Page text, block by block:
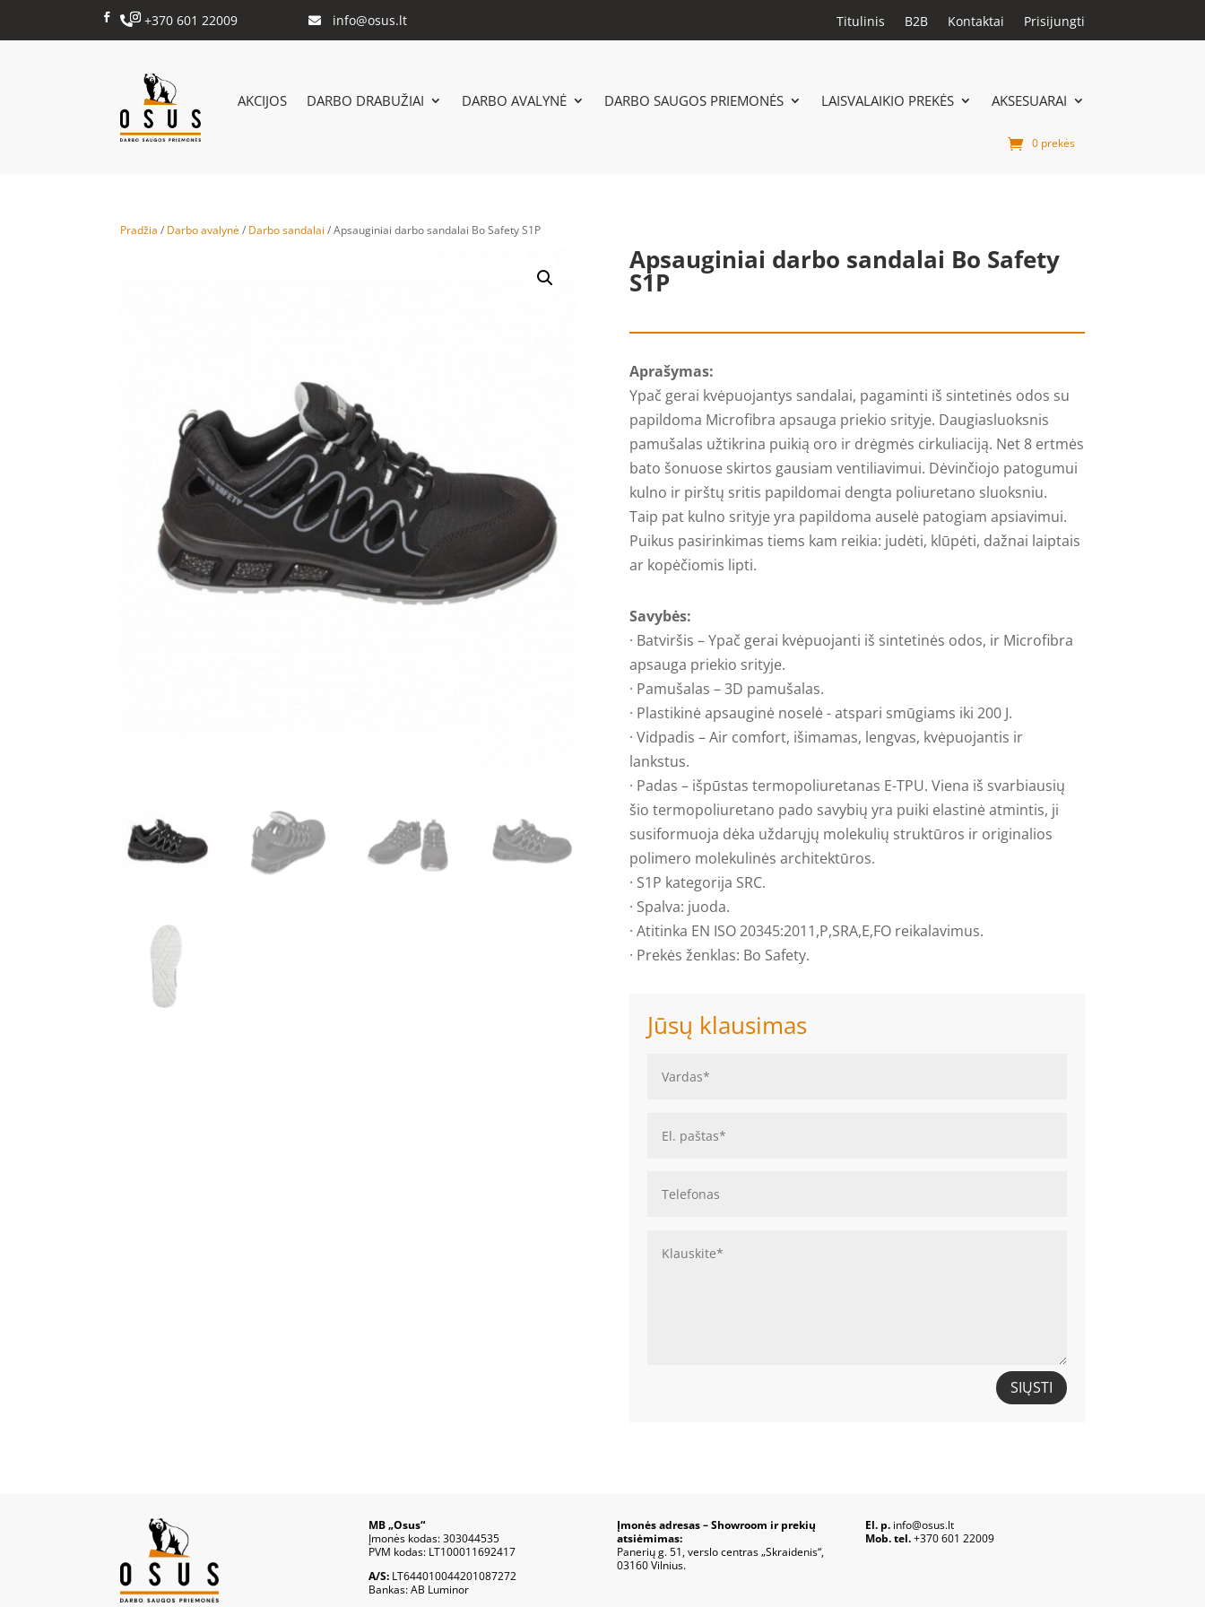
 +370 601 22009  info@osus.lt Titulinis B2B Kontaktai Prisijungti
AKCIJOS DARBO DRABUŽIAI DARBO AVALYNĖ DARBO SAUGOS PRIEMONĖS LAISVALAIKIO PREKĖS AKSESUARAI
0 prekės
Pradžia / Darbo avalynė/ Darbo sandalai / Apsauginiai darbo sandalai Bo Safety S1P
Apsauginiai darbo sandalai Bo Safety
S1P
Aprašymas:
Ypač gerai kvėpuojantys sandalai, pagaminti iš sintetinės odos su
papildoma Microfibra apsauga priekio srityje. Daugiasluoksnis
pamušalas užtikrina puikią oro ir drėgmės cirkuliaciją. Net 8 ertmės
bato šonuose skirtos gausiam ventiliavimui. Dėvinčiojo patogumui
kulno ir pirštų sritis papildomai dengta poliuretano sluoksniu.
Taip pat kulno srityje yra papildoma auselė patogiam apsiavimui.
Puikus pasirinkimas tiems kam reikia: judėti, klūpėti, dažnai laiptais
ar kopėčiomis lipti.
Savybės:
· Batviršis – Ypač gerai kvėpuojanti iš sintetinės odos, ir Microfibra
apsauga priekio srityje.
· Pamušalas – 3D pamušalas.
· Plastikinė apsauginė noselė - atspari smūgiams iki 200 J.
· Vidpadis – Air comfort, išimamas, lengvas, kvėpuojantis ir
lankstus.
· Padas – išpūstas termopoliuretanas E-TPU. Viena iš svarbiausių
šio termopoliuretano pado savybių yra puiki elastinė atmintis, ji
susiformuoja dėka uždarųjų molekulių struktūros ir originalios
polimero molekulinės architektūros.
· S1P kategorija SRC.
· Spalva: juoda.
· Atitinka EN ISO 20345:2011,P,SRA,E,FO reikalavimus.
· Prekės ženklas: Bo Safety.
Jūsų klausimas
SIŲSTI
MB „Osus“
Įmonės kodas: 303044535
PVM kodas: LT100011692417
A/S: LT644010044201087272
Bankas: AB Luminor
Įmonės adresas – Showroom ir prekių
atsiėmimas:
Panerių g. 51, verslo centras „Skraidenis“,
03160 Vilnius.
El. p.info@osus.lt
Mob. tel.+370 601 22009